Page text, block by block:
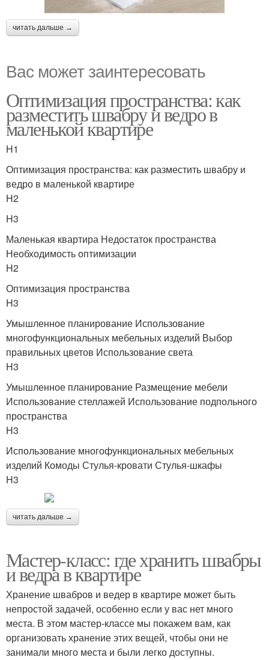
читать дальше →
Вас может заинтересовать
Оптимизация пространства: как
разместить швабру и ведро в
маленькой квартире
H1
Оптимизация пространства: как разместить швабру и
ведро в маленькой квартире
H2
H3
Маленькая квартира Недостаток пространства
Необходимость оптимизации
H2
Оптимизация пространства
H3
Умышленное планирование Использование
многофункциональных мебельных изделий Выбор
правильных цветов Использование света
H3
Умышленное планирование Размещение мебели
Использование стеллажей Использование подпольного
пространства
H3
Использование многофункциональных мебельных
изделий Комоды Стулья-кровати Стулья-шкафы
H3
читать дальше →
Мастер-класс: где хранить швабры
и ведра в квартире
Хранение швабров и ведер в квартире может быть
непростой задачей, особенно если у вас нет много
места. В этом мастер-классе мы покажем вам, как
организовать хранение этих вещей, чтобы они не
занимали много места и были легко доступны.